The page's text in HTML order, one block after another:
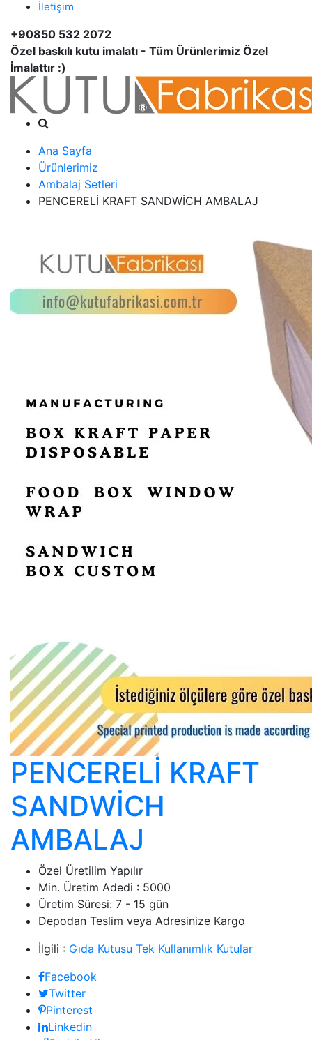
İletişim
+90850 532 2072
Özel baskılı kutu imalatı - Tüm Ürünlerimiz Özel
İmalattır :)
Ana Sayfa
Ürünlerimiz
Ambalaj Setleri
PENCERELİ KRAFT SANDWİCH AMBALAJ
PENCERELİ KRAFT
SANDWİCH
AMBALAJ
Özel Üretilim Yapılır
Min. Üretim Adedi : 5000
Üretim Süresi: 7 - 15 gün
Depodan Teslim veya Adresinize Kargo
İlgili : Gıda Kutusu Tek Kullanımlık Kutular
Facebook
Twitter
Pinterest
Linkedin